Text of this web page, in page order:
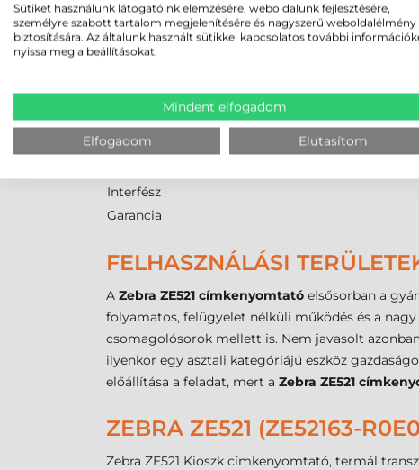
Az alábbi táblázat összefoglalja a legfontosabb
Paraméter
Modell
Technológia
Felbontás
Interfész
Garancia
FELHASZNÁLÁSI
A Zebra ZE521 címkenyomtató elsősorban a
folyamatos, felügyelet nélküli működés és a
csomagolósorok mellett is. Nem javasolt
ilyenkor egy asztali kategóriájú eszköz
előállítása a feladat, mert a Zebra ZE521
ZEBRA ZE521 (ZE52163-
Zebra ZE521 Kioszk címkenyomtató, termál
Sütiket használunk látogatóink elemzésére, weboldalunk fejlesztésére,
személyre szabott tartalom megjelenítésére és nagyszerű weboldalélmény
biztosítására. Az általunk használt sütikkel kapcsolatos további
nyissa meg a beállításokat.
Mindent elfogadom
Elfogadom Elutasítom